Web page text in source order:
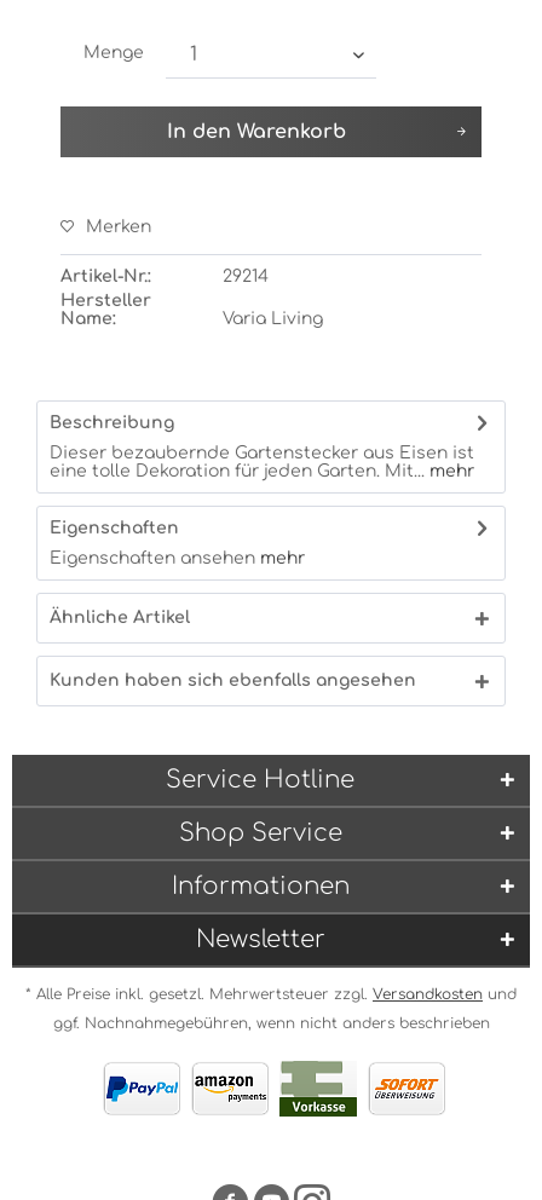
Menge
In den Warenkorb
Merken
Artikel-Nr.:
29214
Hersteller
Name:
Varia Living
Beschreibung
Dieser bezaubernde Gartenstecker aus Eisen ist
eine tolle Dekoration für jeden Garten. Mit... mehr
Eigenschaften
Eigenschaften ansehen mehr
Ähnliche Artikel
Kunden haben sich ebenfalls angesehen
Service Hotline
Shop Service
Informationen
Newsletter
* Alle Preise inkl. gesetzl. Mehrwertsteuer zzgl. Versandkosten und
ggf. Nachnahmegebühren, wenn nicht anders beschrieben